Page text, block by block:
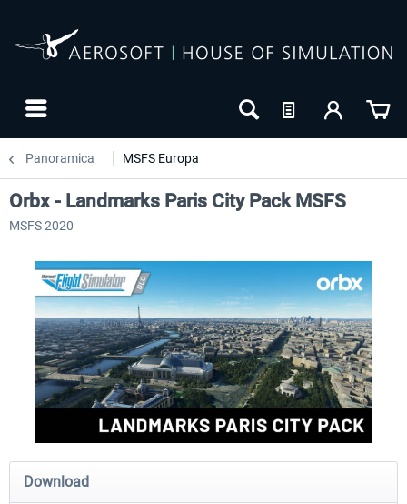
Panoramica MSFS Europa
Aerosoft Airport Cologne/Bonn
Orbx - Landmarks Paris City Pack MSFS
MSFS 2020
Download